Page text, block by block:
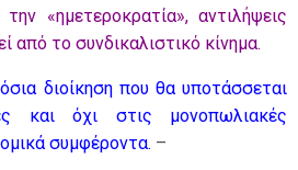
«ημετεροκρατία», αντιλήψεις
από το συνδικαλιστικό κίνημα.
διοίκηση που θα υποτάσσεται
και όχι στις μονοπωλιακές
συμφέροντα. –